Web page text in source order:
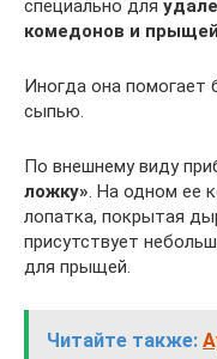
специально для
комедонов и прыщей
Иногда она помогает
сыпью.
По внешнему виду
ложку». На одном ее
лопатка, покрытая
присутствует
для прыщей.
Читайте также: